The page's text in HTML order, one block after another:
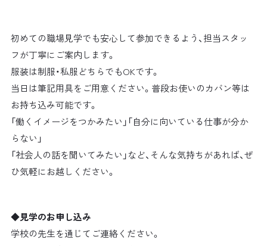
初めての職場見学でも安心して参加できるよう、担当スタッ
フが丁寧にご案内します。
服装は制服・私服どちらでもOKです。
当日は筆記用具をご用意ください。普段お使いのカバン等は
お持ち込み可能です。
「働くイメージをつかみたい」「自分に向いている仕事が分か
らない」
「社会人の話を聞いてみたい」など、そんな気持ちがあれば、ぜ
ひ気軽にお越しください。
◆見学のお申し込み
学校の先生を通じてご連絡ください。